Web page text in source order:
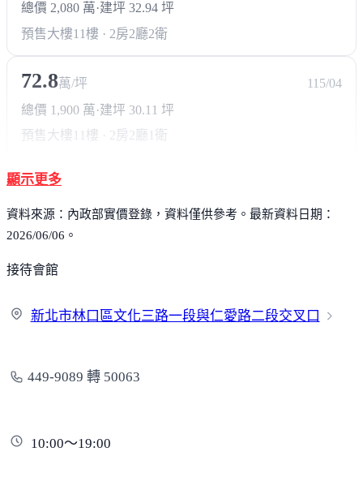
總價 2,080 萬·建坪 32.94 坪
預售大樓11樓 · 2房2廳2衛
72.8萬/坪
115/04
總價 1,900 萬 ·建坪 30.11 坪
預售大樓 11樓 · 2房2廳1衛
顯示更多
資料來源：內政部實價登錄，資料僅供參考。最新資料日期：
2026/06/06。
接待會館
新北市林口區文化三路一段與仁愛路二段交叉口
449-9089 轉 50063
10:00～19:00